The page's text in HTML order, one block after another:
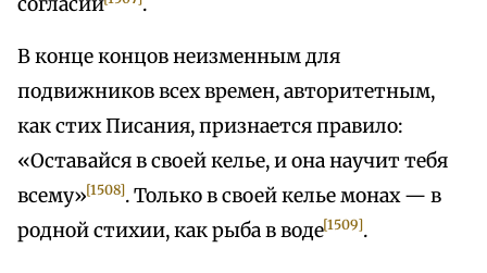
В конце концов неизменным для
подвижников всех времен, авторитетным,
как стих Писания, признается правило:
«Оставайся в своей келье, и она научит тебя
всему»[1508]. Только в своей келье монах — в
родной стихии, как рыба в воде[1509].